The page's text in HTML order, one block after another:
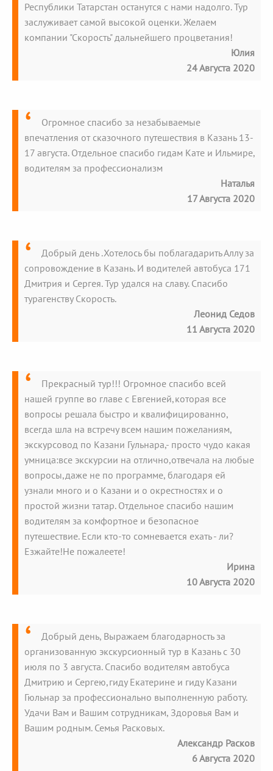
Республики Татарстан останутся с нами надолго. Тур
заслуживает самой высокой оценки. Желаем
компании "Скорость" дальнейшего процветания!
Юлия
24 Августа 2020
Огромное спасибо за незабываемые
впечатления от сказочного путешествия в Казань 13-
17 августа. Отдельное спасибо гидам Кате и Ильмире,
водителям за профессионализм
Наталья
17 Августа 2020
Добрый день .Хотелось бы поблагадарить Аллу за
сопровождение в Казань. И водителей автобуса 171
Дмитрия и Сергея. Тур удался на славу. Спасибо
турагенству Скорость.
Леонид Седов
11 Августа 2020
Прекрасный тур!!! Огромное спасибо всей
нашей группе во главе с Евгенией,которая все
вопросы решала быстро и квалифицированно,
всегда шла на встречу всем нашим пожеланиям,
экскурсовод по Казани Гульнара,- просто чудо какая
умница:все экскурсии на отлично,отвечала на любые
вопросы,даже не по программе, благодаря ей
узнали много и о Казани и о окрестностях и о
простой жизни татар. Отдельное спасибо нашим
водителям за комфортное и безопасное
путешествие. Если кто-то сомневается ехать - ли?
Езжайте!Не пожалеете!
Ирина
10 Августа 2020
Добрый день, Выражаем благодарность за
организованную экскурсионный тур в Казань с 30
июля по 3 августа. Спасибо водителям автобуса
Дмитрию и Сергею,гиду Екатерине и гиду Казани
Гюльнар за профессионально выполненную работу.
Удачи Вам и Вашим сотрудникам, Здоровья Вам и
Вашим родным. Семья Расковых.
Александр Расков
6 Августа 2020